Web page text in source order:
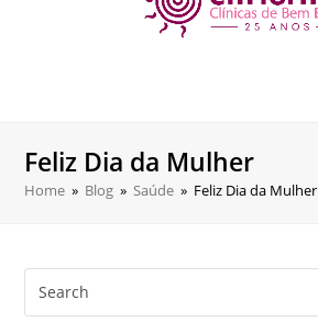
Feliz Dia da Mulher
Home » Blog » Saúde » Feliz Dia da Mulher